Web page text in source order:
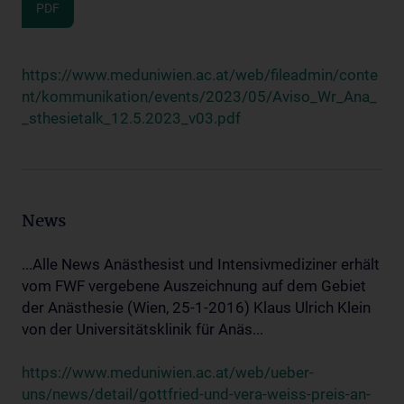
PDF
https://www.meduniwien.ac.at/web/fileadmin/conte
nt/kommunikation/events/2023/05/Aviso_Wr_Ana_
_sthesietalk_12.5.2023_v03.pdf
News
...Alle News Anästhesist und Intensivmediziner erhält
vom FWF vergebene Auszeichnung auf dem Gebiet
der Anästhesie (Wien, 25-1-2016) Klaus Ulrich Klein
von der Universitätsklinik für Anäs...
https://www.meduniwien.ac.at/web/ueber-
uns/news/detail/gottfried-und-vera-weiss-preis-an-